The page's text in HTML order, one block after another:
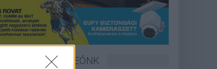
LEGFRISSEBB VIDEÓNK